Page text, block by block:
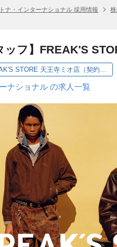
ナ・インターナショナル 採用情報
ッフ】FREAK'S
【アパレル販売スタッフ】FREAK'S STORE 天王寺ミオ店（契約社員）
ナショナル の求人一覧